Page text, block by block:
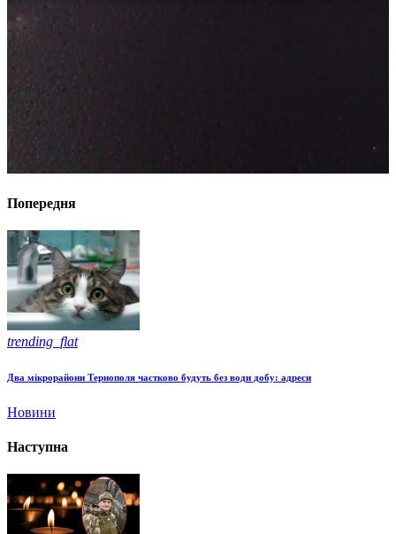
Попередня
trending_flat
Два мікрорайони Тернополя частково будуть без води добу: адреси
Новини
Наступна